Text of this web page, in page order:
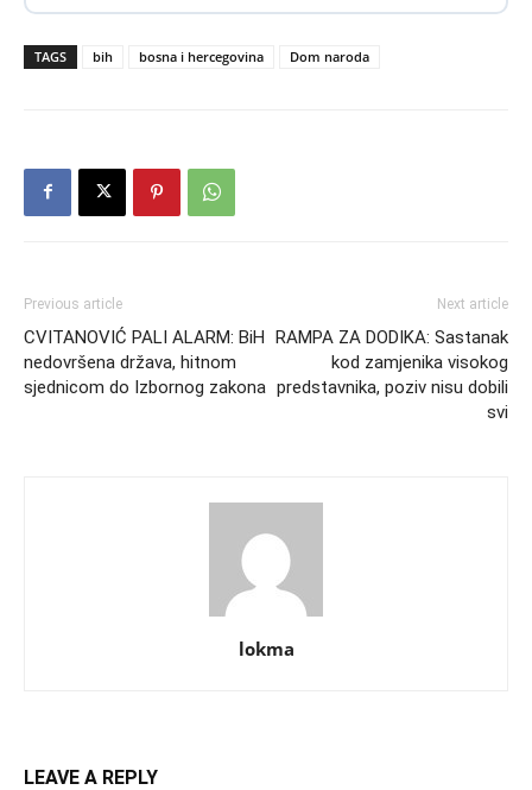
TAGS bih bosna i hercegovina Dom naroda
Previous article
CVITANOVIĆ PALI ALARM: BiH
nedovršena država, hitnom
sjednicom do Izbornog zakona
Next article
RAMPA ZA DODIKA: Sastanak
kod zamjenika visokog
predstavnika, poziv nisu dobili
svi
lokma
LEAVE A REPLY